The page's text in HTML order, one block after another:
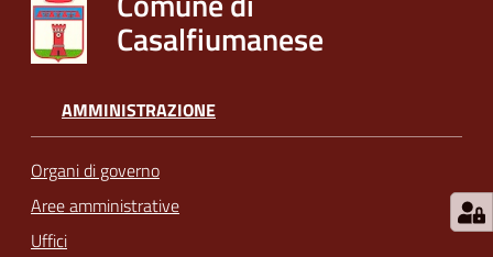
Casalfiumanese
AMMINISTRAZIONE
Organi di governo
Aree amministrative
Uffici